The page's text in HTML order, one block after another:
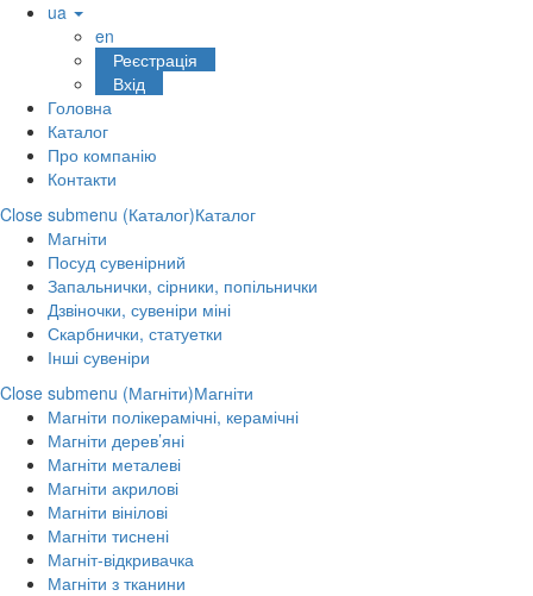
ua
en
Реєстрація
Вхід
Головна
Каталог
Про компанію
Контакти
Close submenu (Каталог)Каталог
Магніти
Посуд сувенірний
Запальнички, сірники, попільнички
Дзвіночки, сувеніри міні
Скарбнички, статуетки
Інші сувеніри
Close submenu (Магніти)Магніти
Магніти полікерамічні, керамічні
Магніти дерев’яні
Магніти металеві
Магніти акрилові
Магніти вінілові
Магніти тиснені
Магніт-відкривачка
Магніти з тканини